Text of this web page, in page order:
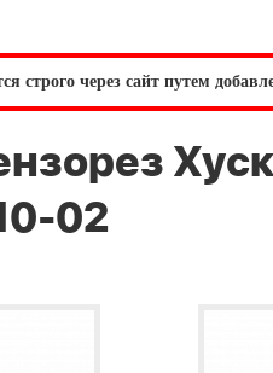
строго через сайт путем
02